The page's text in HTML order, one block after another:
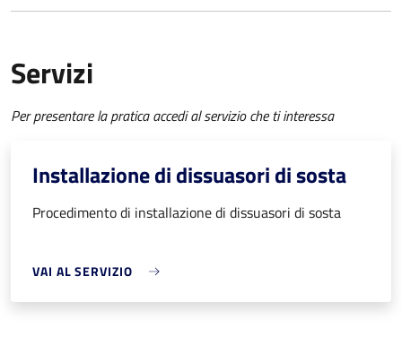
Servizi
Per presentare la pratica accedi al servizio che ti interessa
Installazione di dissuasori di sosta
Procedimento di installazione di dissuasori di sosta
VAI AL SERVIZIO